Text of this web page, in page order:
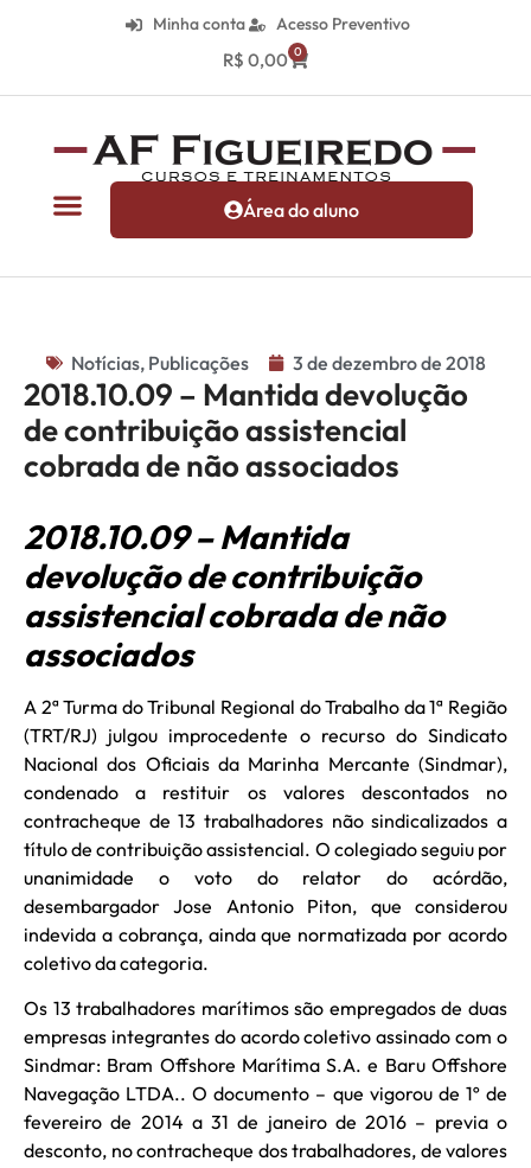
Minha conta Acesso Preventivo
R$ 0,00 0
Área do aluno
Notícias, Publicações 3 de dezembro de 2018
2018.10.09 – Mantida devolução
de contribuição assistencial
cobrada de não associados
2018.10.09 – Mantida
devolução de contribuição
assistencial cobrada de não
associados
A 2ª Turma do Tribunal Regional do Trabalho da 1ª Região
(TRT/RJ) julgou improcedente o recurso do Sindicato
Nacional dos Oficiais da Marinha Mercante (Sindmar),
condenado a restituir os valores descontados no
contracheque de 13 trabalhadores não sindicalizados a
título de contribuição assistencial. O colegiado seguiu por
unanimidade o voto do relator do acórdão,
desembargador Jose Antonio Piton, que considerou
indevida a cobrança, ainda que normatizada por acordo
coletivo da categoria.
Os 13 trabalhadores marítimos são empregados de duas
empresas integrantes do acordo coletivo assinado com o
Sindmar: Bram Offshore Marítima S.A. e Baru Offshore
Navegação LTDA.. O documento – que vigorou de 1º de
fevereiro de 2014 a 31 de janeiro de 2016 – previa o
desconto, no contracheque dos trabalhadores, de valores